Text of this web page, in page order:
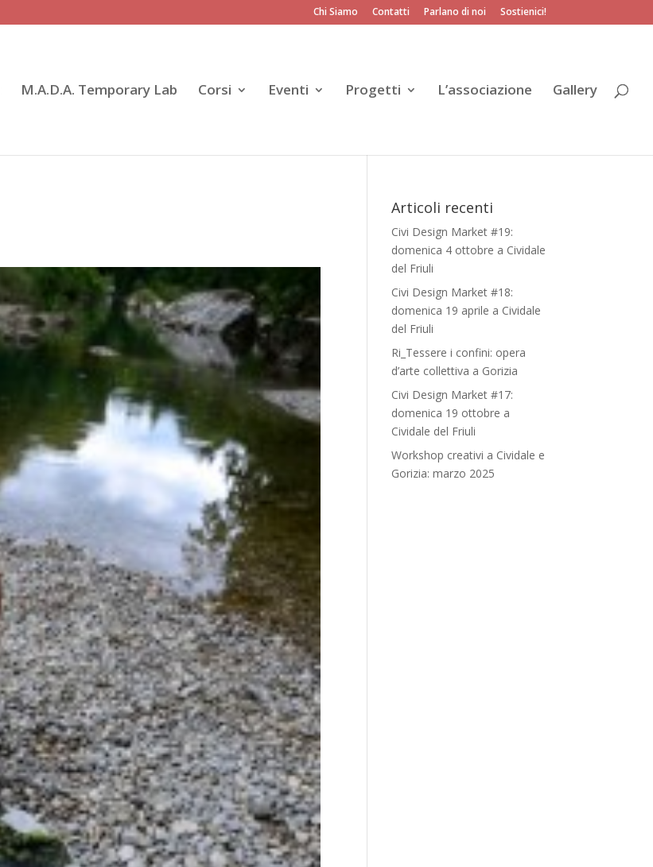
Chi Siamo Contatti Parlano di noi Sostienici!
M.A.D.A. Temporary Lab Corsi Eventi Progetti L’associazione Gallery
Articoli recenti
Civi Design Market #19:
domenica 4 ottobre a Cividale
del Friuli
Civi Design Market #18:
domenica 19 aprile a Cividale
del Friuli
Ri_Tessere i confini: opera
d’arte collettiva a Gorizia
Civi Design Market #17:
domenica 19 ottobre a
Cividale del Friuli
Workshop creativi a Cividale e
Gorizia: marzo 2025